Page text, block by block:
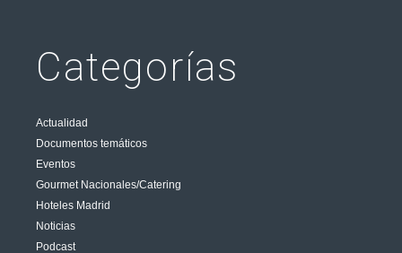
Categorías
Actualidad
Documentos temáticos
Eventos
Gourmet Nacionales/Catering
Hoteles Madrid
Noticias
Podcast